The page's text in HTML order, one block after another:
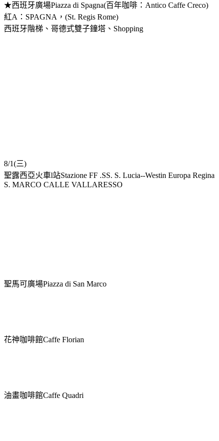
★西班牙廣場Piazza di Spagna(百年咖啡：Antico Caffe Creco)
紅A：SPAGNA，(St. Regis Rome)
西班牙階梯、哥德式雙子鐘塔、Shopping
8/1(三)
聖露西亞火車l站Stazione FF .SS. S. Lucia--Westin Europa Regina
S. MARCO CALLE VALLARESSO
聖馬可廣場Piazza di San Marco
花神咖啡館Caffe Florian
油畫咖啡館Caffe Quadri